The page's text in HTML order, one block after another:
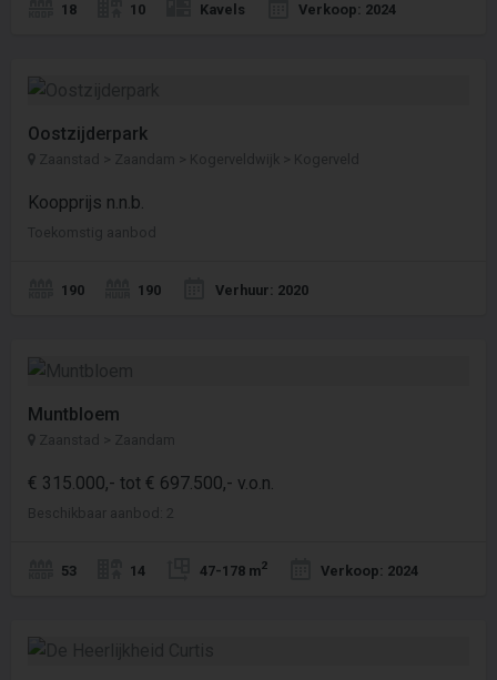
18 10 Kavels Verkoop: 2024
Oostzijderpark
Zaanstad > Zaandam > Kogerveldwijk > Kogerveld
Koopprijs n.n.b.
Toekomstig aanbod
190 190 Verhuur: 2020
Muntbloem
Zaanstad > Zaandam
€ 315.000,- tot € 697.500,- v.o.n.
Beschikbaar aanbod: 2
53 14 47-178 m2 Verkoop: 2024